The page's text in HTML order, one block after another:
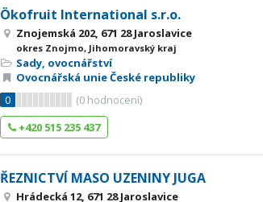
Ökofruit International s.r.o.
Znojemská 202, 671 28 Jaroslavice
okres Znojmo, Jihomoravský kraj
Sady, ovocnářství
Ovocnářská unie České republiky
0
(0 hodnocení)
+420 515 235 437
ŘEZNICTVÍ MASO UZENINY JUGA
Hrádecká 12, 671 28 Jaroslavice